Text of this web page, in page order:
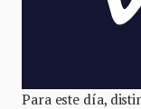
Para este día,